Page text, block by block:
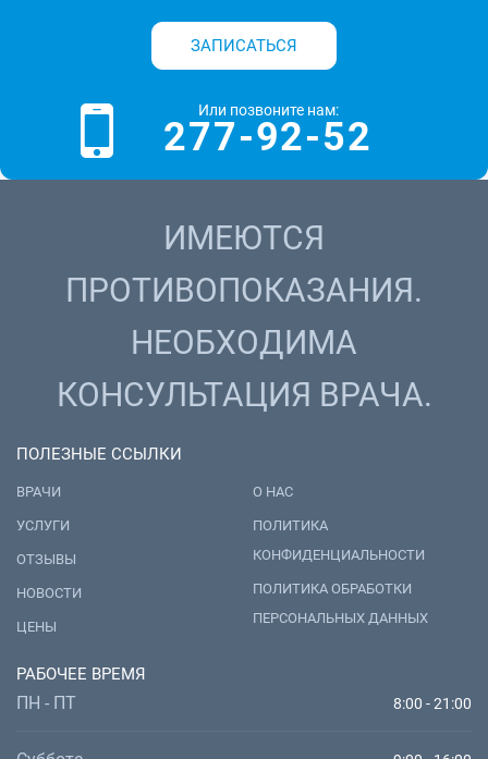
ЗАПИСАТЬСЯ
Или позвоните нам:
277-92-52
ИМЕЮТСЯ
ПРОТИВОПОКАЗАНИЯ.
НЕОБХОДИМА
КОНСУЛЬТАЦИЯ ВРАЧА.
ПОЛЕЗНЫЕ ССЫЛКИ
ВРАЧИ
УСЛУГИ
ОТЗЫВЫ
НОВОСТИ
ЦЕНЫ
О НАС
ПОЛИТИКА
КОНФИДЕНЦИАЛЬНОСТИ
ПОЛИТИКА ОБРАБОТКИ
ПЕРСОНАЛЬНЫХ ДАННЫХ
РАБОЧЕЕ ВРЕМЯ
ПН - ПТ 8:00 - 21:00